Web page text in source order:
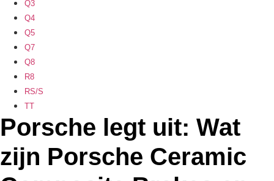
Q3
Q4
Q5
Q7
Q8
R8
RS/S
TT
Porsche legt uit: Wat
zijn Porsche Ceramic